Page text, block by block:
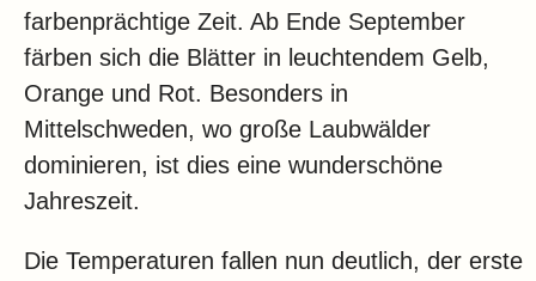
farbenprächtige Zeit. Ab Ende September
färben sich die Blätter in leuchtendem Gelb,
Orange und Rot. Besonders in
Mittelschweden, wo große Laubwälder
dominieren, ist dies eine wunderschöne
Jahreszeit.
Die Temperaturen fallen nun deutlich, der erste